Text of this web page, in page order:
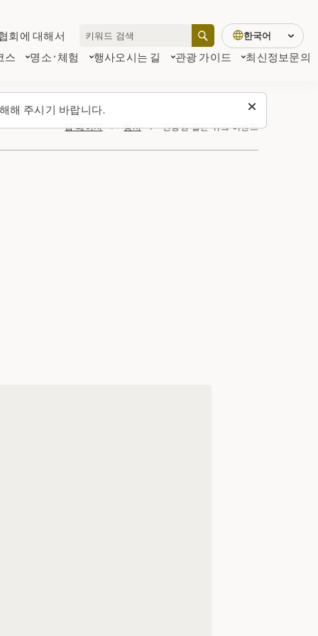
해 주시기 바랍니다.
스 명소·체험 행사오시는 길 관광 가이드 최신정보문의
회에 대해서 한국어
탑 페이지 행사 전승원 골든 위크 이벤트